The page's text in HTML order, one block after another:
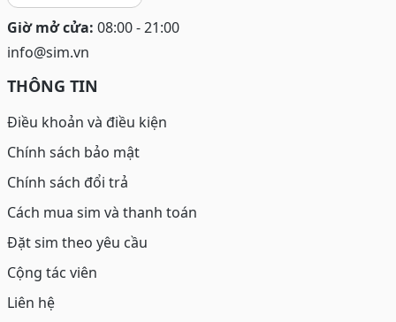
Giờ mở cửa: 08:00 - 21:00
info@sim.vn
THÔNG TIN
Điều khoản và điều kiện
Chính sách bảo mật
Chính sách đổi trả
Cách mua sim và thanh toán
Đặt sim theo yêu cầu
Cộng tác viên
Liên hệ